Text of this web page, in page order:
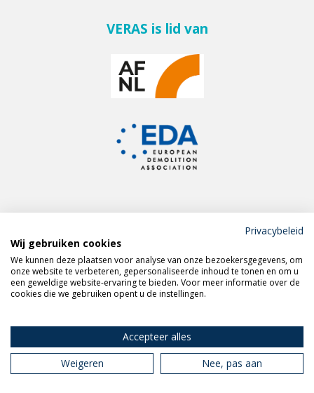
VERAS is lid van
Meld je aan voor de
VERAS nieuwsbrief
Volg VERAS op
Privacy
Privacybeleid
Wij gebruiken cookies
We kunnen deze plaatsen voor analyse van onze bezoekersgegevens, om
onze website te verbeteren, gepersonaliseerde inhoud te tonen en om u
een geweldige website-ervaring te bieden. Voor meer informatie over de
cookies die we gebruiken opent u de instellingen.
Accepteer alles
Weigeren
Nee, pas aan